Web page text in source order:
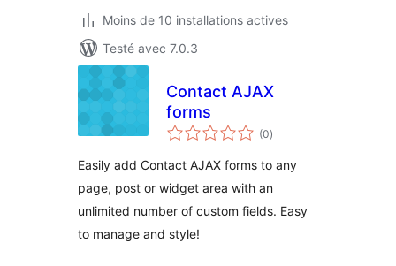
Moins de 10 installations actives
Testé avec 7.0.3
Contact AJAX
forms
(0notes
en
)
Easily add Contact AJAX forms to any
page, post or widget area with an
unlimited number of custom fields. Easy
to manage and style!